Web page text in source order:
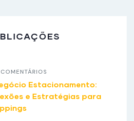
Estacionamento:
e Estratégias para